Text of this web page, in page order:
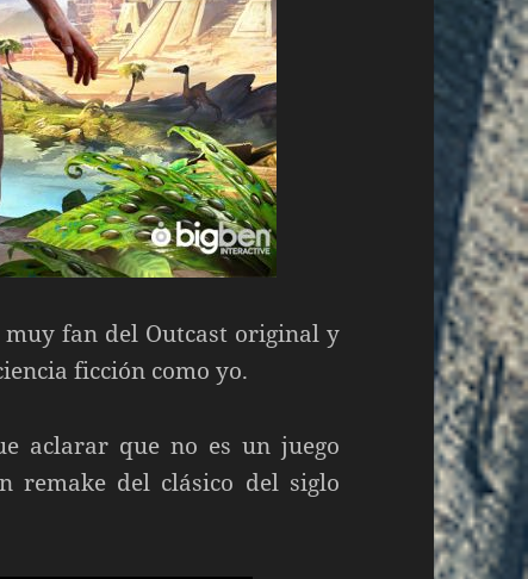
muy fan del Outcast original y
ficción como yo.
aclarar que no es un juego
remake del clásico del siglo